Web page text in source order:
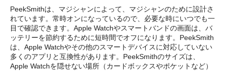
PeekSmithは、マジシャンによって、マジシャンのために設計さ
れています。常時オンになっているので、必要な時にいつでも一
目で確認できます。Apple Watchやスマートバンドの画面は、バ
ッテリーを節約するために短時間でオフになります。PeekSmith
は、Apple Watchやその他のスマートデバイスに対応していない
多くのアプリと互換性があります。PeekSmithのサイズは、
Apple Watchを隠せない場所（カードボックスやポケットなど）